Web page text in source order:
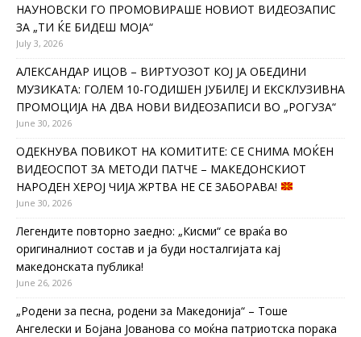
НАУНОВСКИ ГО ПРОМОВИРАШЕ НОВИОТ ВИДЕОЗАПИС
ЗА „ТИ ЌЕ БИДЕШ МОЈА“
July 3, 2026
АЛЕКСАНДАР ИЦОВ – ВИРТУОЗОТ КОЈ ЈА ОБЕДИНИ
МУЗИКАТА: ГОЛЕМ 10-ГОДИШЕН ЈУБИЛЕЈ И ЕКСКЛУЗИВНА
ПРОМОЦИЈА НА ДВА НОВИ ВИДЕОЗАПИСИ ВО „РОГУЗА“
June 30, 2026
ОДЕКНУВА ПОВИКОТ НА КОМИТИТЕ: СЕ СНИМА МОЌЕН
ВИДЕОСПОТ ЗА МЕТОДИ ПАТЧЕ – МАКЕДОНСКИОТ
НАРОДЕН ХЕРОЈ ЧИЈА ЖРТВА НЕ СЕ ЗАБОРАВА!
June 30, 2026
Легендите повторно заедно: „Кисми“ се враќа во
оригиналниот состав и ја буди носталгијата кај
македонската публика!
June 26, 2026
„Родени за песна, родени за Македонија“ – Тоше
Ангелески и Бојана Јованова со моќна патриотска порака